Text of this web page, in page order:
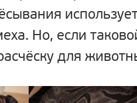
Но, если
для